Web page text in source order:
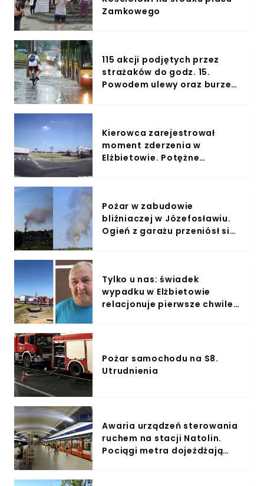
Zamkowego
115 akcji podjętych przez
strażaków do godz. 15.
Powodem ulewy oraz burze
Kierowca zarejestrował
moment zderzenia w
Elżbietowie. Potężne
Pożar w zabudowie
bliźniaczej w Józefosławiu.
Ogień z garażu przeniósł się
Tylko u nas: świadek
wypadku w Elżbietowie
relacjonuje pierwsze chwile
Pożar samochodu na S8.
Utrudnienia
Awaria urządzeń sterowania
ruchem na stacji Natolin.
Pociągi metra dojeżdżają